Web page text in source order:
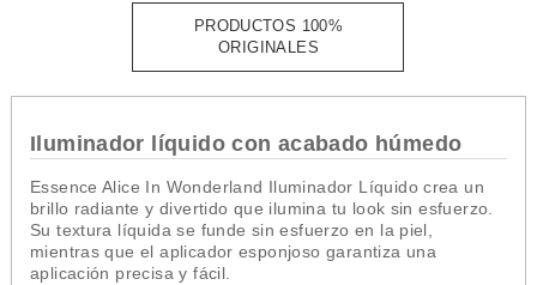
PRODUCTOS 100%
ORIGINALES
Iluminador líquido con acabado húmedo
Essence Alice In Wonderland Iluminador Líquido crea un
brillo radiante y divertido que ilumina tu look sin esfuerzo.
Su textura líquida se funde sin esfuerzo en la piel,
mientras que el aplicador esponjoso garantiza una
aplicación precisa y fácil.